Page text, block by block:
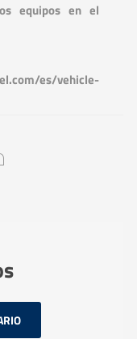
equipos en el
es/vehicle-